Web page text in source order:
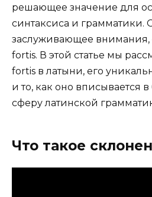
решающее значение для
синтаксиса и грамматики.
заслуживающее внимания,
fortis. В этой статье мы
fortis в латыни, его
и то, как оно вписывается
сферу латинской
Что такое